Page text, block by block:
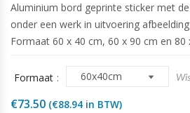
Aluminium bord geprinte sticker met
onder een werk in uitvoering afbeelding
Formaat 60 x 40 cm, 60 x 90 cm en 80
Formaat
€73.50 (€88.94 in BTW)